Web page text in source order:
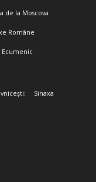
de la Moscova
Române
Sinaxa